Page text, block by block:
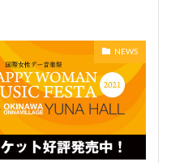
NEWS